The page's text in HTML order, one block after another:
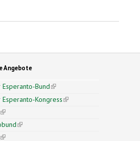
Angebote
Esperanto-Bund(link is external)
Esperanto-Kongress(link is external)
(link is external)
(link is external)
(link is external)